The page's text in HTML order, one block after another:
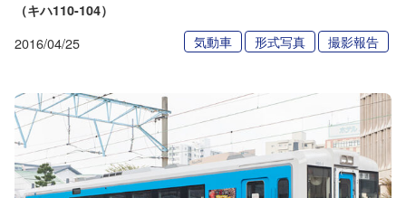
（キハ110-104）
2016/04/25 気動車 形式写真 撮影報告